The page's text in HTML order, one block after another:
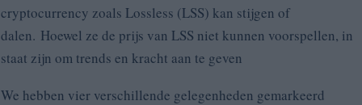
cryptocurrency zoals Lossless (LSS) kan stijgen of
dalen. Hoewel ze de prijs van LSS niet kunnen voorspellen, in
staat zijn om trends en kracht aan te geven
We hebben vier verschillende gelegenheden gemarkeerd